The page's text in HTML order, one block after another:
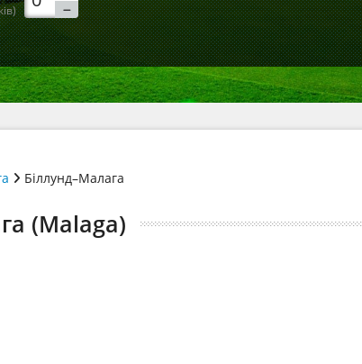
Біллунд–Малага
(Malaga)